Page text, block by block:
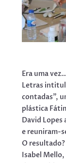
Era uma
Letras
contadas”,
plástica
David Lopes
e reuniram-
O
Isabel